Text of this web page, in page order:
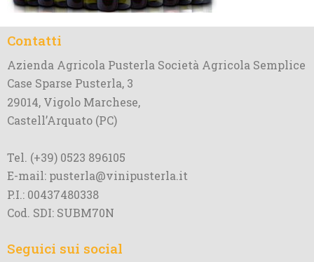
Contatti
Azienda Agricola Pusterla Società Agricola Semplice
Case Sparse Pusterla, 3
29014, Vigolo Marchese,
Castell’Arquato (PC)
Tel. (+39) 0523 896105
E-mail: pusterla@vinipusterla.it
P.I.: 00437480338
Cod. SDI: SUBM70N
Seguici sui social